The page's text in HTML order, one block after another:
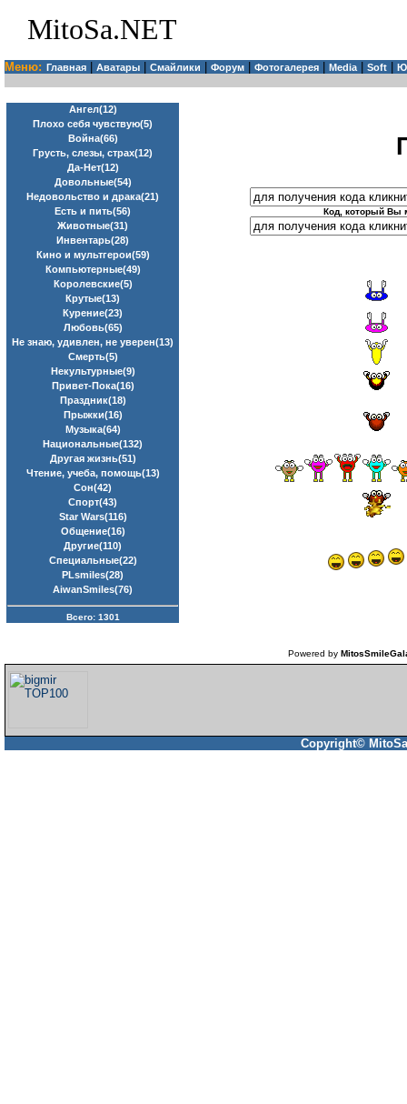
MitoSa.NET
Меню: Главная Аватары Смайлики Форум Фотогалерея Media| Soft
Ангел(12)
Плохо себя чувствую(5)
Война(66)
Грусть, слезы, страх(12)
Да-Нет(12)
Довольные(54)
Недовольство и драка(21)
Есть и пить(56)
Животные(31)
Инвентарь(28)
Кино и мультгерои(59)
Компьютерные(49)
Королевские(5)
Крутые(13)
Курение(23)
Любовь(65)
Не знаю, удивлен, не уверен(13)
Смерть(5)
Некультурные(9)
Привет-Пока(16)
Праздник(18)
Прыжки(16)
Музыка(64)
Национальные(132)
Другая жизнь(51)
Чтение, учеба, помощь(13)
Сон(42)
Спорт(43)
Star Wars(116)
Общение(16)
Другие(110)
Специальные(22)
PLsmiles(28)
AiwanSmiles(76)
Всего: 1301
Код, который Вы
Powered by
Copyright©